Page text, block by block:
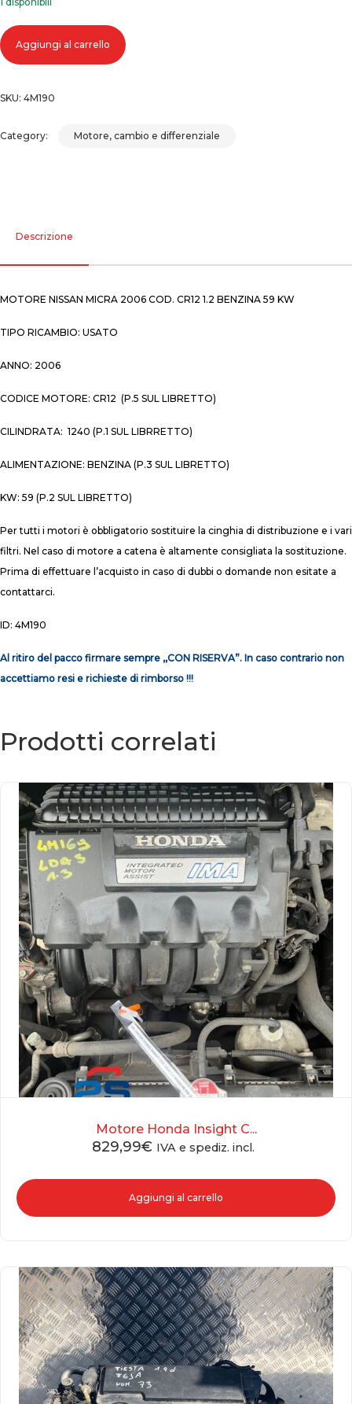
Motore nissan micra 2006 cod. cr12 1.2 benzina 59 kw quantità
Aggiungi al carrello
SKU: 4M190
Category: Motore, cambio e differenziale
Descrizione
MOTORE NISSAN MICRA 2006 COD. CR12 1.2 BENZINA 59 KW
TIPO RICAMBIO: USATO
ANNO: 2006
CODICE MOTORE: CR12 (P.5 SUL LIBRETTO)
CILINDRATA: 1240 (P.1 SUL LIBRRETTO)
ALIMENTAZIONE: BENZINA (P.3 SUL LIBRETTO)
KW: 59 (P.2 SUL LIBRETTO)
Per tutti i motori è obbligatorio sostituire la cinghia di distribuzione e i vari
filtri. Nel caso di motore a catena è altamente consigliata la sostituzione.
Prima di effettuare l’acquisto in caso di dubbi o domande non esitate a
contattarci.
ID: 4M190
Al ritiro del pacco firmare sempre ,,CON RISERVA”. In caso contrario non
accettiamo resi e richieste di rimborso !!!
Prodotti correlati
Motore Honda Insight C...
829,99€ IVA e spediz. incl.
Aggiungi al carrello